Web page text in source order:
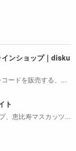
ンショップ｜disku
ードを販売する、...
ト
、恵比寿マスカッツ...